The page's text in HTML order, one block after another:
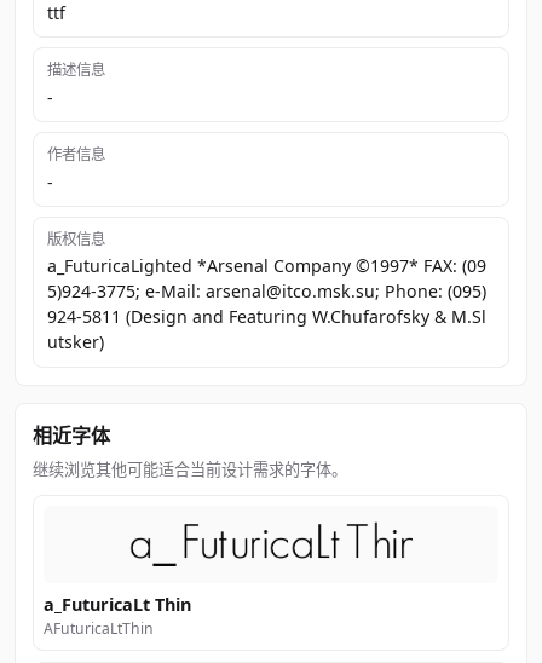
ttf
描述信息
-
作者信息
-
版权信息
a_FuturicaLighted *Arsenal Company ©1997* FAX: (09
5)924-3775; e-Mail: arsenal@itco.msk.su; Phone: (095)
924-5811 (Design and Featuring W.Chufarofsky & M.Sl
utsker)
相近字体
继续浏览其他可能适合当前设计需求的字体。
a_FuturicaLt Thin
AFuturicaLtThin